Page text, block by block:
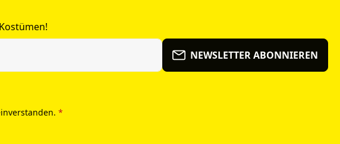
NEWSLETTER ABONNIEREN
*